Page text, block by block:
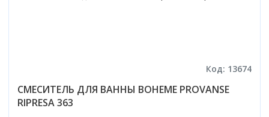
Код: 13674
СМЕСИТЕЛЬ ДЛЯ ВАННЫ BOHEME PROVANSE
RIPRESA 363